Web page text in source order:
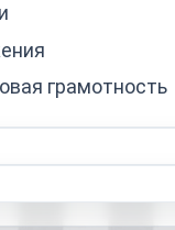
грамотность